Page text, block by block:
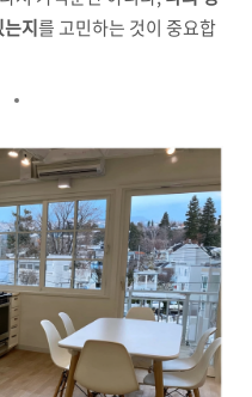
지를 고민하는 것이 중요합